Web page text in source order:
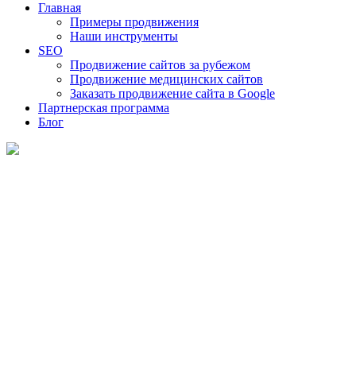
Главная
Примеры продвижения
Наши инструменты
SEO
Продвижение сайтов за рубежом
Продвижение медицинских сайтов
Заказать продвижение сайта в Google
Партнерская программа
Блог